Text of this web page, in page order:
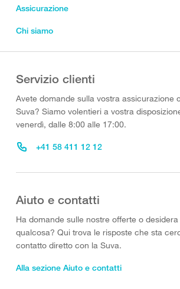
Assicurazione
Chi siamo
Servizio clienti
Avete domande sulla vostra assicurazione
Suva? Siamo volentieri a vostra
venerdì, dalle 8:00 alle 17:00.
+41 58 411 12 12
Aiuto e contatti
Ha domande sulle nostre offerte o
qualcosa? Qui trova le risposte che sta
contatto diretto con la Suva.
Alla sezione Aiuto e contatti